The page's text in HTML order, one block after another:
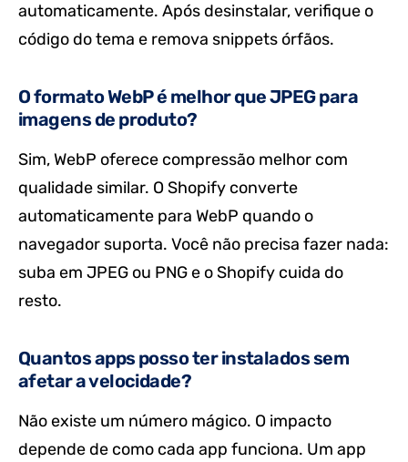
automaticamente. Após desinstalar, verifique o
código do tema e remova snippets órfãos.
O formato WebP é melhor que JPEG para
imagens de produto?
Sim, WebP oferece compressão melhor com
qualidade similar. O Shopify converte
automaticamente para WebP quando o
navegador suporta. Você não precisa fazer nada:
suba em JPEG ou PNG e o Shopify cuida do
resto.
Quantos apps posso ter instalados sem
afetar a velocidade?
Não existe um número mágico. O impacto
depende de como cada app funciona. Um app